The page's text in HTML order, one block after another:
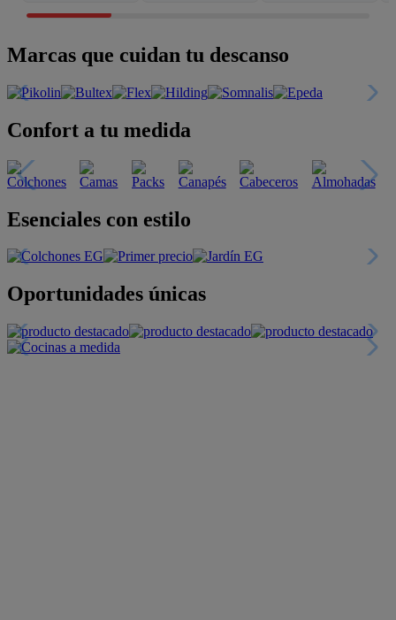
Marcas que cuidan tu descanso
Confort a tu medida
Esenciales con estilo
Oportunidades únicas